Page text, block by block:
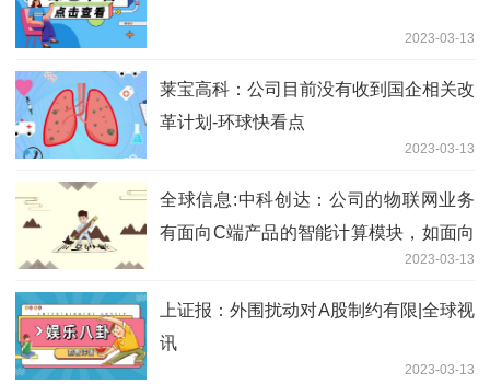
2023-03-13
莱宝高科：公司目前没有收到国企相关改
革计划-环球快看点
2023-03-13
全球信息:中科创达：公司的物联网业务
有面向C端产品的智能计算模块，如面向
扫地机器人、可穿戴设备、VR/AR、智
能音箱的等等
2023-03-13
上证报：外围扰动对A股制约有限|全球视
讯
2023-03-13